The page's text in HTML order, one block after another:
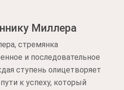
Миллера
стремянка
и последовательное
ступень олицетворяет
к успеху, который